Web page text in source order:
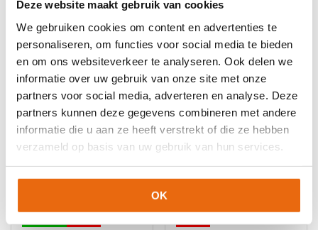
Deze website maakt gebruik van cookies
We gebruiken cookies om content en advertenties te
personaliseren, om functies voor social media te bieden
en om ons websiteverkeer te analyseren. Ook delen we
informatie over uw gebruik van onze site met onze
partners voor social media, adverteren en analyse. Deze
partners kunnen deze gegevens combineren met andere
informatie die u aan ze heeft verstrekt of die ze hebben
verzameld op basis van uw gebruik van hun services.
OK
Gerelateerde producten